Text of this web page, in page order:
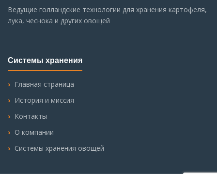
Ведущие голландские технологии для хранения картофеля,
лука, чеснока и других овощей
Системы хранения
Главная страница
История и миссия
Контакты
О компании
Системы хранения овощей